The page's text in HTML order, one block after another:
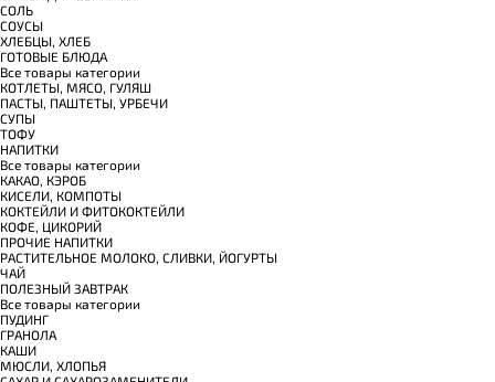
СОЛЬ
СОУСЫ
ХЛЕБЦЫ, ХЛЕБ
ГОТОВЫЕ БЛЮДА
Все товары категории
КОТЛЕТЫ, МЯСО, ГУЛЯШ
ПАСТЫ, ПАШТЕТЫ, УРБЕЧИ
СУПЫ
ТОФУ
НАПИТКИ
Все товары категории
КАКАО, КЭРОБ
КИСЕЛИ, КОМПОТЫ
КОКТЕЙЛИ И ФИТОКОКТЕЙЛИ
КОФЕ, ЦИКОРИЙ
ПРОЧИЕ НАПИТКИ
РАСТИТЕЛЬНОЕ МОЛОКО, СЛИВКИ, ЙОГУРТЫ
ЧАЙ
ПОЛЕЗНЫЙ ЗАВТРАК
Все товары категории
ПУДИНГ
ГРАНОЛА
КАШИ
МЮСЛИ, ХЛОПЬЯ